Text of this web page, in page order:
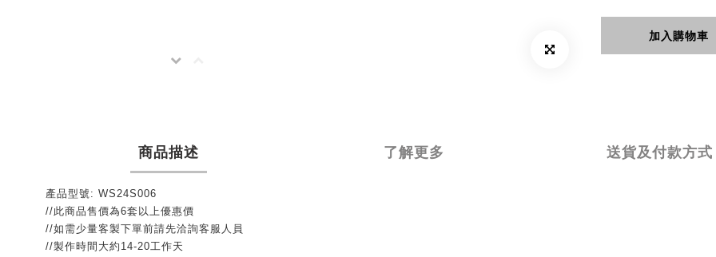
加入購物車
商品描述 了解更多 送貨及付款方式
產品型號: WS24S006
//此商品售價為6套以上優惠價
//如需少量客製下單前請先洽詢客服人員
//製作時間大約14-20工作天